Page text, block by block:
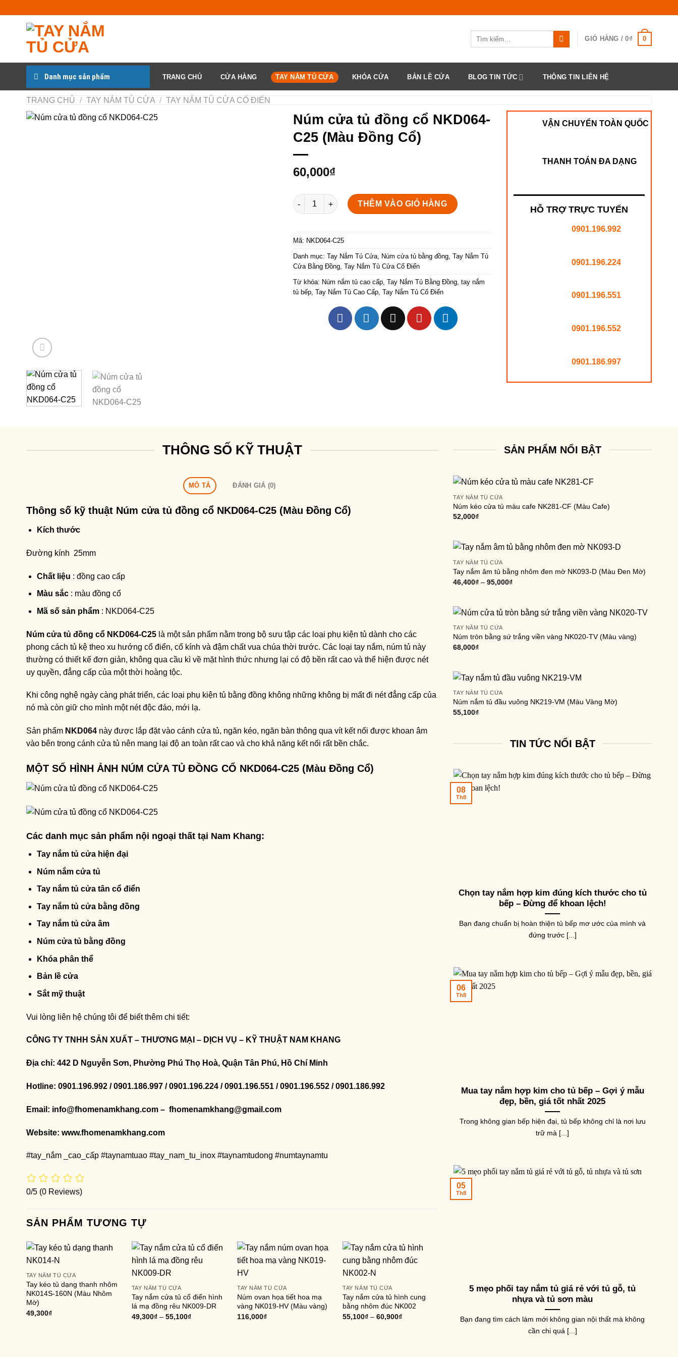
GIỎ HÀNG /0₫ 0
Danh mục sản phẩm TRANG CHỦ CỬA HÀNG TAY NẮM TỦ CỬA KHÓA CỬA BẢN LỀ CỬA BLOG TIN TỨC THÔNG TIN LIÊN HỆ
TRANG CHỦ / TAY NẮM TỦ CỬA / TAY NẮM TỦ CỬA CỔ ĐIỂN
Núm cửa tủ đồng cổ NKD064-
C25 (Màu Đồng Cổ)
60,000₫
Núm cửa tủ đồng cổ NKD064-C25 (Màu Đồng Cổ) số lượng
THÊM VÀO GIỎ HÀNG
Mã: NKD064-C25
Danh mục:Tay Nắm Tủ Cửa Núm cửa tủ bằng đồng ,Tay Nắm Tủ
Cửa Bằng Đồng ,Tay Nắm Tủ Cửa Cổ Điển
Từ khóa: Núm nắm tủ cao cấp ,Tay Nắm Tủ Bằng Đồng ,tay nắm
tủ bếp ,Tay Nắm Tủ Cao Cấp ,Tay Nắm Tủ Cổ Điển
VẬN CHUYỂN TOÀN QUỐC
THANH TOÁN ĐA DẠNG
HỖ TRỢ TRỰC TUYẾN
0901.196.992
0901.196.224
0901.196.551
0901.196.552
0901.186.997
THÔNG SỐ KỸ THUẬT
MÔ TẢ ĐÁNH GIÁ (0)
Thông số kỹ thuật Núm cửa tủ đồng cổ NKD064-C25 (Màu Đồng Cổ)
Kích thước
Đường kính 25mm
Chất liệu : đồng cao cấp
Màu sắc: màu đồng cổ
Mã số sản phẩm: NKD064-C25
Núm cửa tủ đồng cổ NKD064-C25 là một sản phẩm nằm trong bộ sưu tập các loại phụ kiện tủ dành cho các
phong cách tủ kệ theo xu hướng cổ điển, cổ kính và đậm chất vua chúa thời trước. Các loại tay nắm, núm tủ này
thường có thiết kế đơn giản, không qua cầu kì về mặt hình thức nhưng lại có độ bền rất cao và thể hiện được nét
uy quyền, đẳng cấp của một thời hoàng tộc.
Khi công nghệ ngày càng phát triển, các loại phụ kiện tủ bằng đồng không những không bị mất đi nét đẳng cấp của
nó mà còn giữ cho mình một nét độc đáo, mới lạ.
Sản phẩm NKD064 này được lắp đặt vào cánh cửa tủ, ngăn kéo, ngăn bàn thông qua vít kết nối được khoan âm
vào bên trong cánh cửa tủ nên mang lại độ an toàn rất cao và cho khả năng kết nối rất bền chắc.
MỘT SỐ HÌNH ẢNH NÚM CỬA TỦ ĐỒNG CỔ NKD064-C25 (Màu Đồng Cổ)
Các danh mục sản phẩm nội ngoại thất tại Nam Khang:
Tay nắm tủ cửa hiện đại
Núm nắm cửa tủ
Tay nắm tủ cửa tân cổ điển
Tay nắm tủ cửa bằng đồng
Tay nắm tủ cửa âm
Núm cửa tủ bằng đồng
Khóa phân thể
Bản lề cửa
Sắt mỹ thuật
Vui lòng liên hệ chúng tôi để biết thêm chi tiết:
CÔNG TY TNHH SẢN XUẤT – THƯƠNG MẠI – DỊCH VỤ – KỸ THUẬT NAM KHANG
Địa chỉ: 442 D Nguyễn Sơn, Phường Phú Thọ Hoà, Quận Tân Phú, Hồ Chí Minh
Hotline: 0901.196.992 / 0901.186.997 / 0901.196.224 / 0901.196.551 / 0901.196.552 / 0901.186.992
Email: info@fhomenamkhang.com – fhomenamkhang@gmail.com
Website: www.fhomenamkhang.com
#tay_nắm _cao_cấp #taynamtuao #tay_nam_tu_inox #taynamtudong #numtaynamtu
0/5 (0 Reviews)
SẢN PHẨM TƯƠNG TỰ
TAY NẮM TỦ CỬA
Tay kéo tủ dạng thanh nhôm
NK014S-160N (Màu Nhôm
Mờ)
49,300₫
TAY NẮM TỦ CỬA
Tay nắm cửa tủ cổ điển hình
lá mạ đồng rêu NK009-DR
49,300₫– 55,100₫
TAY NẮM TỦ CỬA
Núm ovan họa tiết hoa mạ
vàng NK019-HV (Màu vàng)
116,000₫
TAY NẮM TỦ CỬA
Tay nắm cửa tủ hình cung
bằng nhôm đúc NK002
55,100₫ –60,900₫
SẢN PHẨM NỔI BẬT
TAY NẮM TỦ CỬA
Núm kéo cửa tủ màu cafe NK281-CF (Màu Cafe)
52,000₫
TAY NẮM TỦ CỬA
Tay nắm âm tủ bằng nhôm đen mờ NK093-D (Màu Đen Mờ)
46,400₫ –95,000₫
TAY NẮM TỦ CỬA
Núm tròn bằng sứ trắng viền vàng NK020-TV (Màu vàng)
68,000₫
TAY NẮM TỦ CỬA
Núm nắm tủ đầu vuông NK219-VM (Màu Vàng Mờ)
55,100₫
TIN TỨC NỔI BẬT
Chọn tay nắm hợp kim đúng kích thước cho tủ
bếp – Đừng để khoan lệch!
Bạn đang chuẩn bị hoàn thiện tủ bếp mơ ước của mình và
đứng trước [...]
08
Th8
Mua tay nắm hợp kim cho tủ bếp – Gợi ý mẫu
đẹp, bền, giá tốt nhất 2025
Trong không gian bếp hiện đại, tủ bếp không chỉ là nơi lưu
trữ mà [...]
06
Th8
5 mẹo phối tay nắm tủ giá rẻ với tủ gỗ, tủ
nhựa và tủ sơn màu
Bạn đang tìm cách làm mới không gian nội thất mà không
cần chi quá [...]
05
Th8